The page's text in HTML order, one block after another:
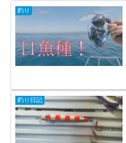
釣り
釣り日記